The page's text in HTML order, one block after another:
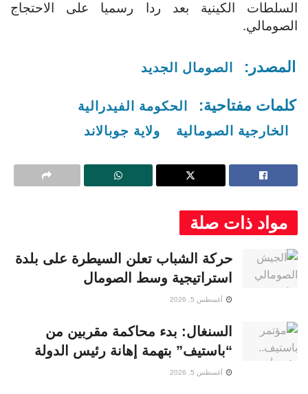
السلطات الكينية بعد ردا رسميا على الاحتجاج
الصومالي.
المصدر: الصومال الجديد
كلمات مفتاحية:
الحكومة الفيدرالية
الخارجية الصومالية
ولاية جوبالاند
مواد ذات صلة
حركة الشباب تعلن السيطرة على بلدة
استراتيجية وسط الصومال
أغسطس 5, 2026
السنغال: بدء محاكمة مقربين من
“باستيف” بتهمة إهانة رئيس الدولة
أغسطس 5, 2026